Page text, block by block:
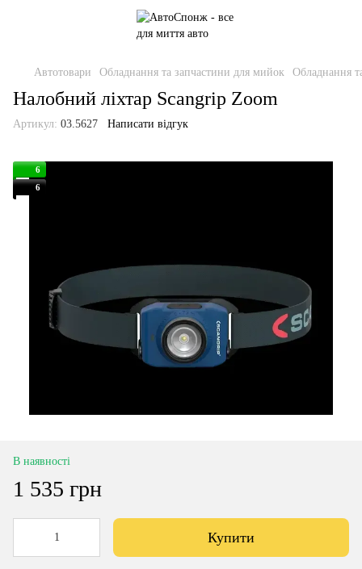
Автотовари Обладнання та запчастини для мийок Обладнання
Налобний ліхтар Scangrip Zoom
Артикул: 03.5627 Написати відгук
6
6
В наявності
1 535 грн
Купити